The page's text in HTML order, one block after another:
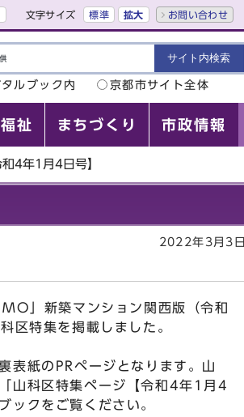
文字サイズ 標準 拡大 お問い合わせ
ルブック内
京都市サイト全体
祉 まちづくり 市政情報
4年1月4日号】
2022年3月3日
」新築マンション関西版（令和
区特集を掲載しました。
紙のPRページとなります。山
山科区特集ページ【令和4年1月4
ックをご覧ください。